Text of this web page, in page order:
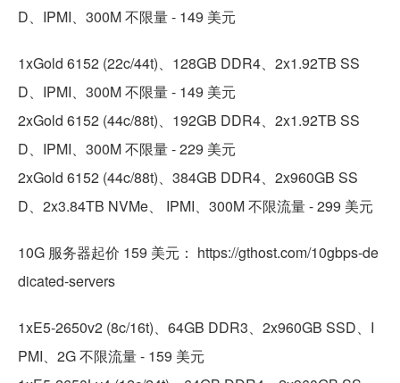
D、IPMI、300M 不限量 - 149 美元
1xGold 6152 (22c/44t)、128GB DDR4、2x1.92TB SS
D、IPMI、300M 不限量 - 149 美元
2xGold 6152 (44c/88t)、192GB DDR4、2x1.92TB SS
D、IPMI、300M 不限量 - 229 美元
2xGold 6152 (44c/88t)、384GB DDR4、2x960GB SS
D、2x3.84TB NVMe、 IPMI、300M 不限流量 - 299 美元
10G 服务器起价 159 美元： https://gthost.com/10gbps-de
dicated-servers
1xE5-2650v2 (8c/16t)、64GB DDR3、2x960GB SSD、I
PMI、2G 不限流量 - 159 美元